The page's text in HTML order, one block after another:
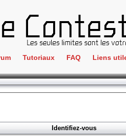
Tutoriaux FAQ Liens
IRC
Identifiez-vous